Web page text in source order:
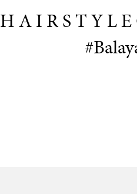
H A I R S T Y L